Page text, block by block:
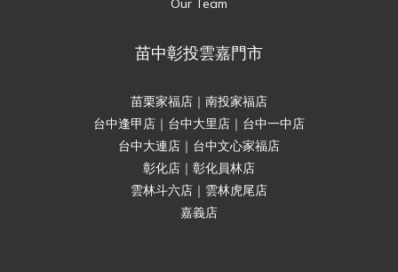
Our Team
苗中彰投雲嘉門市
苗栗家福店｜南投家福店
台中逢甲店｜台中大里店｜台中一中店
台中大連店｜台中文心家福店
彰化店｜彰化員林店
雲林斗六店｜雲林虎尾店
嘉義店